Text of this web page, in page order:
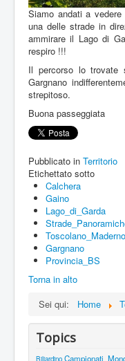
Siamo andati a
una delle strade in
ammirare il Lago di
respiro !!!
Il percorso lo trovate
Gargnano
strepitoso.
Buona passeggiata
Pubblicato in Territorio
Etichettato sotto
Calchera
Gaino
Lago_di_Garda
Toscolano_Maderno
Gargnano
Provincia_BS
Torna in alto
Sei qui:
Home
Topics
Biliardino